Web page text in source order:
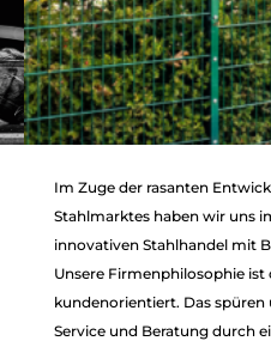
FÜR STAHL
FÜR STAHL
Im Zuge der rasanten
Stahlmarktes haben wir uns
innovativen Stahlhandel mit
Unsere Firmenphilosophie ist
kundenorientiert. Das
Service und Beratung durch